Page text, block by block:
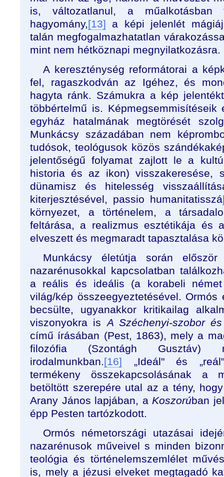
is, változatlanul, a
hagyomány,[13] a képi jelenlét
talán megfogalmazhatatlan
mint nem hétköznapi megnyilatkozásra.
A kereszténység reformátorai a
fel, ragaszkodván az Igéhez, és
hagyta ránk. Számukra a kép
többértelmű is. Képmegsemmisítéseik
egyház hatalmának megtörését
Munkácsy századában nem
tudósok, teológusok közös
jelentőségű folyamat zajlott le a
historia és az ikon) visszakeresése,
dünamisz és hitelesség
kiterjesztésével, passio humanitatisszá
környezet, a történelem, a
feltárása, a realizmus esztétikája és
elveszett és megmaradt tapasztalása
Munkácsy életútja során
nazarénusokkal kapcsolatban
a reális és ideális (a korabeli
világ/kép összeegyeztetésével.
becsülte, ugyanakkor kritikailag
viszonyokra isA Széchenyi-szobor
című írásában (Pest, 1863), mely a
filozófia (Szontágh Gusztáv)
irodalmunkban.[16] „Ideál" és
termékeny összekapcsolásának a
betöltött szerepére utal az a tény,
Arany János lapjában, a Koszorúban
épp Pesten tartózkodott.
Ormós németországi utazásai
nazarénusok műveivel s minden
teológia és történelemszemlélet
is, mely a jézusi elveket megtagadó